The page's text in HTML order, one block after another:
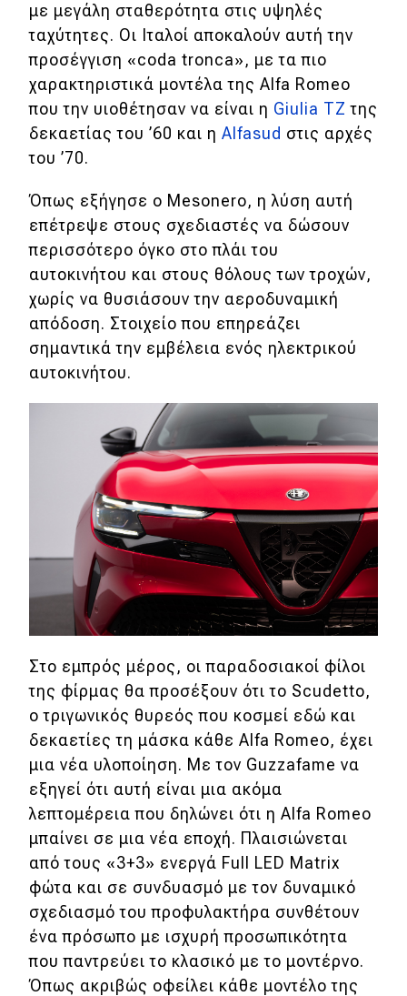
με μεγάλη σταθερότητα στις υψηλές
ταχύτητες. Οι Ιταλοί αποκαλούν αυτή την
προσέγγιση «coda tronca», με τα πιο
χαρακτηριστικά μοντέλα της Alfa Romeo
που την υιοθέτησαν να είναι η Giulia TZ της
δεκαετίας του ’60 και η Alfasud στις αρχές
του ’70.
Όπως εξήγησε ο Mesonero, η λύση αυτή
επέτρεψε στους σχεδιαστές να δώσουν
περισσότερο όγκο στο πλάι του
αυτοκινήτου και στους θόλους των τροχών,
χωρίς να θυσιάσουν την αεροδυναμική
απόδοση. Στοιχείο που επηρεάζει
σημαντικά την εμβέλεια ενός ηλεκτρικού
αυτοκινήτου.
Στο εμπρός μέρος, οι παραδοσιακοί φίλοι
της φίρμας θα προσέξουν ότι το Scudetto,
ο τριγωνικός θυρεός που κοσμεί εδώ και
δεκαετίες τη μάσκα κάθε Alfa Romeo, έχει
μια νέα υλοποίηση. Με τον Guzzafame να
εξηγεί ότι αυτή είναι μια ακόμα
λεπτομέρεια που δηλώνει ότι η Alfa Romeo
μπαίνει σε μια νέα εποχή. Πλαισιώνεται
από τους «3+3» ενεργά Full LED Matrix
φώτα και σε συνδυασμό με τον δυναμικό
σχεδιασμό του προφυλακτήρα συνθέτουν
ένα πρόσωπο με ισχυρή προσωπικότητα
που παντρεύει το κλασικό με το μοντέρνο.
Όπως ακριβώς οφείλει κάθε μοντέλο της